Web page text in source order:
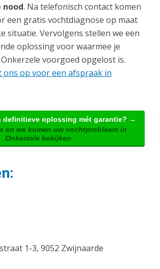
. Na telefonisch contact komen
een gratis vochtdiagnose op maat
situatie. Vervolgens stellen we een
oplossing voor waarmee je
voorgoed opgelost is.
ons op voor een afspraak in
definitieve oplossing mét garantie? →
en we komen uw vochtprobleem in
Onkerzele bekijken
1-3, 9052 Zwijnaarde